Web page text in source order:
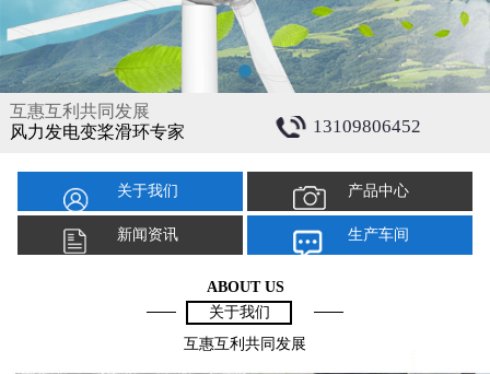
互惠互利共同发展
风力发电变桨滑环专家
13109806452
关于我们 产品中心
新闻资讯 生产车间
ABOUT US
关于我们
互惠互利共同发展